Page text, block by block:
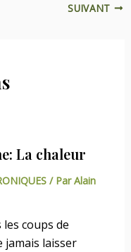
SUIVANT
La chaleur
/ ParAlain
coups de
jamais laisser